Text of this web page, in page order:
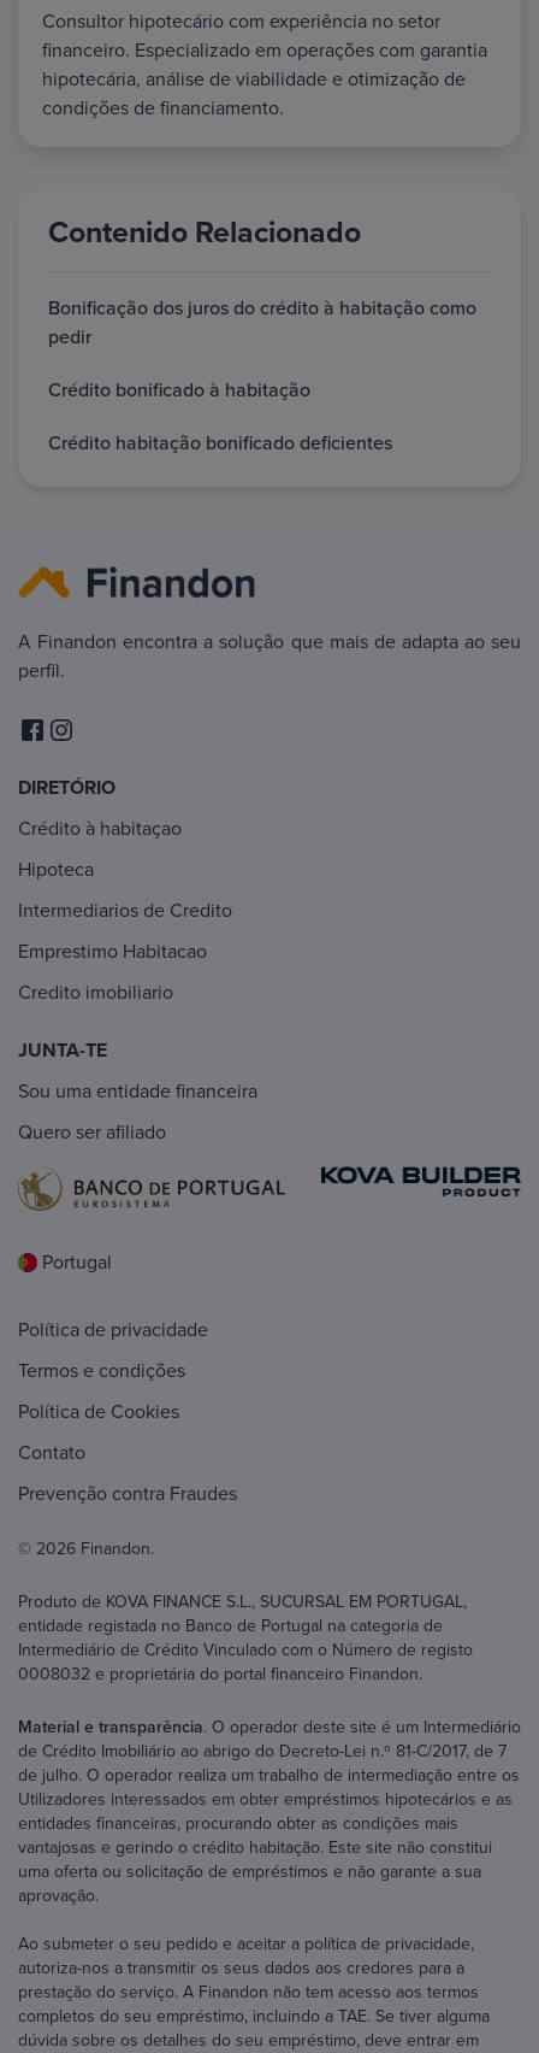
Consultor hipotecário com experiência no setor
financeiro. Especializado em operações com garantia
hipotecária, análise de viabilidade e otimização de
condições de financiamento.
Contenido Relacionado
Bonificação dos juros do crédito à habitação como
pedir
Crédito bonificado à habitação
Crédito habitação bonificado deficientes
A Finandon encontra a solução que mais de adapta ao seu
perfil.
DIRETÓRIO
Crédito à habitaçao
Hipoteca
Intermediarios de Credito
Emprestimo Habitacao
Credito imobiliario
JUNTA-TE
Sou uma entidade financeira
Quero ser afiliado
Portugal
Política de privacidade
Termos e condições
Política de Cookies
Contato
Prevenção contra Fraudes
© 2026 Finandon.
Produto de KOVA FINANCE S.L., SUCURSAL EM PORTUGAL,
entidade registada no Banco de Portugal na categoria de
Intermediário de Crédito Vinculado com o Número de registo
0008032 e proprietária do portal financeiro Finandon.
Material e transparência. O operador deste site é um Intermediário
de Crédito Imobiliário ao abrigo do Decreto-Lei n.º 81-C/2017, de 7
de julho. O operador realiza um trabalho de intermediação entre os
Utilizadores interessados em obter empréstimos hipotecários e as
entidades financeiras, procurando obter as condições mais
vantajosas e gerindo o crédito habitação. Este site não constitui
uma oferta ou solicitação de empréstimos e não garante a sua
aprovação.
Ao submeter o seu pedido e aceitar a política de privacidade,
autoriza-nos a transmitir os seus dados aos credores para a
prestação do serviço. A Finandon não tem acesso aos termos
completos do seu empréstimo, incluindo a TAE. Se tiver alguma
dúvida sobre os detalhes do seu empréstimo, deve entrar em